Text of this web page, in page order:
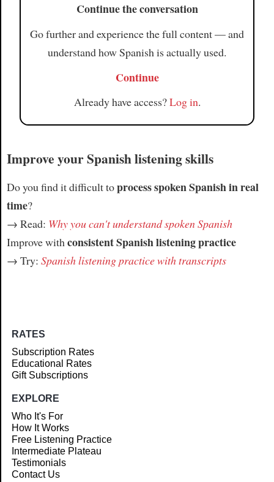
Continue the conversation
Go further and experience the full content — and
understand how Spanish is actually used.
Continue
Already have access?Log in.
Improve your Spanish listening skills
Do you find it difficult toprocess spoken Spanish in real
time?
→ Read: Why you can't understand spoken Spanish
Improve with consistent Spanish listening practice
→ Try: Spanish listening practice with transcripts
RATES
Subscription Rates
Educational Rates
Gift Subscriptions
EXPLORE
Who It's For
How It Works
Free Listening Practice
Intermediate Plateau
Testimonials
Contact Us